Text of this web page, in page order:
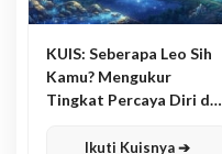
KUIS: Seberapa Leo Sih
Kamu? Mengukur
Tingkat Percaya Diri dan
Ikuti Kuisnya ➔